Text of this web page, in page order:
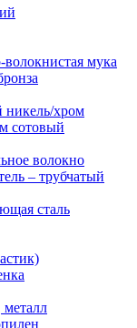
мука
никель/хром
сотовый
волокно
– трубчатый
сталь